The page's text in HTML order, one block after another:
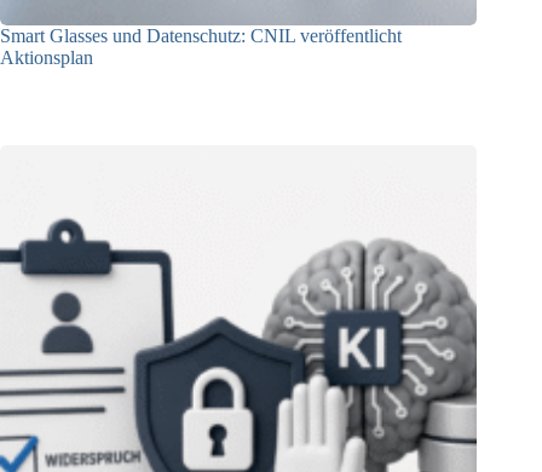
Smart Glasses und Datenschutz: CNIL veröffentlicht
Aktionsplan